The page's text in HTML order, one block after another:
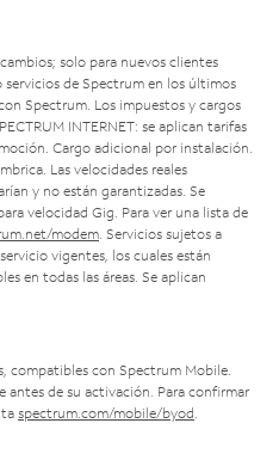
solo para nuevos clientes
de Spectrum en los últimos
Spectrum. Los impuestos y cargos
INTERNET: se aplican tarifas
Cargo adicional por instalación.
Las velocidades reales
y no están garantizadas. Se
velocidad Gig. Para ver una lista de
modem . Servicios sujetos a
vigentes, los cuales están
en todas las áreas. Se aplican
compatibles con Spectrum Mobile.
antes de su activación. Para confirmar
spectrum.com/mobile/byod